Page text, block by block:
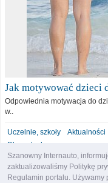
Szanowny Internauto,
zaktualizowaliśmy Politykę
Regulamin portalu. Używamy
Jak motywować dzieci
Odpowiednia motywacja do
w..
Uczelnie, szkoły Aktualności
Dla malucha
motoryzacja